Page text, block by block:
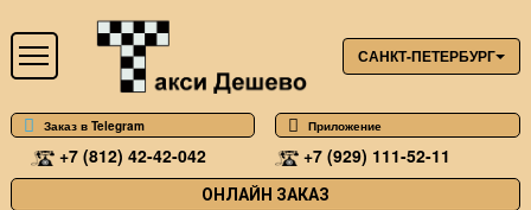
САНКТ-ПЕТЕРБУРГ
Заказ в Telegram Приложение
+7 (812) 42-42-042 +7 (929) 111-52-11
ОНЛАЙН ЗАКАЗ